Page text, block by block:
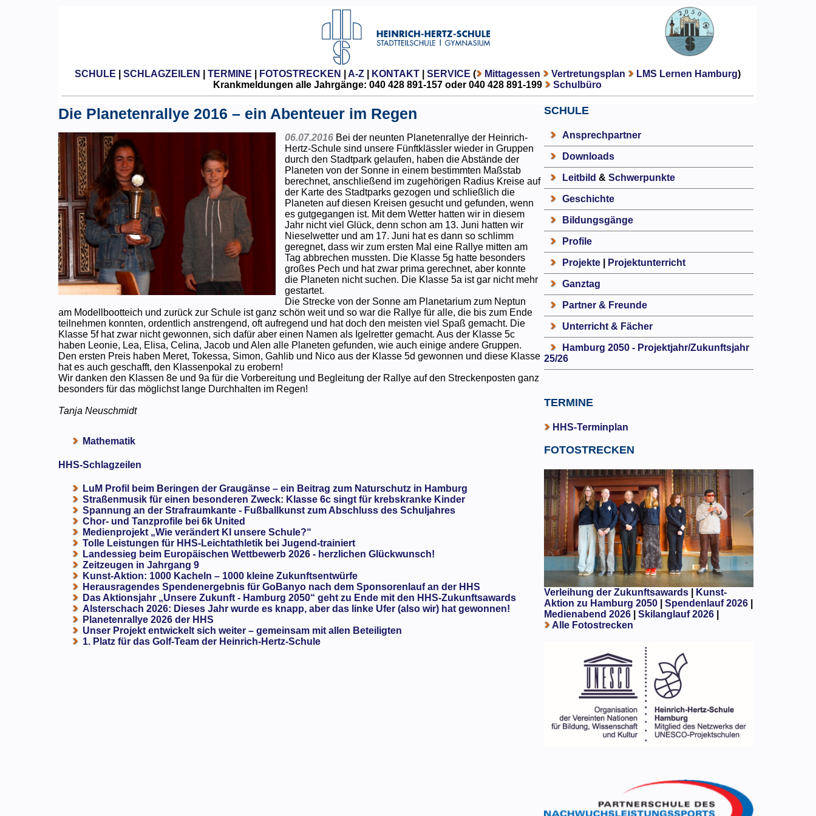
SCHULE SCHLAGZEILEN TERMINE FOTOSTRECKEN A-Z| KONTAKT| SERVICE ( Mittagessen Vertretungsplan LMS Lernen Hamburg)
Krankmeldungen alle Jahrgänge: 040 428 891-157 oder 040 428 891-199
Schulbüro
Die Planetenrallye 2016 – ein Abenteuer im Regen
06.07.2016 Bei der neunten Planetenrallye der Heinrich-
Hertz-Schule sind unsere Fünftklässler wieder in Gruppen
durch den Stadtpark gelaufen, haben die Abstände der
Planeten von der Sonne in einem bestimmten Maßstab
berechnet, anschließend im zugehörigen Radius Kreise auf
der Karte des Stadtparks gezogen und schließlich die
Planeten auf diesen Kreisen gesucht und gefunden, wenn
es gutgegangen ist. Mit dem Wetter hatten wir in diesem
Jahr nicht viel Glück, denn schon am 13. Juni hatten wir
Nieselwetter und am 17. Juni hat es dann so schlimm
geregnet, dass wir zum ersten Mal eine Rallye mitten am
Tag abbrechen mussten. Die Klasse 5g hatte besonders
großes Pech und hat zwar prima gerechnet, aber konnte
die Planeten nicht suchen. Die Klasse 5a ist gar nicht mehr
gestartet.
Die Strecke von der Sonne am Planetarium zum Neptun
am Modellbootteich und zurück zur Schule ist ganz schön weit und so war die Rallye für alle, die bis zum Ende
teilnehmen konnten, ordentlich anstrengend, oft aufregend und hat doch den meisten viel Spaß gemacht. Die
Klasse 5f hat zwar nicht gewonnen, sich dafür aber einen Namen als Igelretter gemacht. Aus der Klasse 5c
haben Leonie, Lea, Elisa, Celina, Jacob und Alen alle Planeten gefunden, wie auch einige andere Gruppen.
Den ersten Preis haben Meret, Tokessa, Simon, Gahlib und Nico aus der Klasse 5d gewonnen und diese Klasse
hat es auch geschafft, den Klassenpokal zu erobern!
Wir danken den Klassen 8e und 9a für die Vorbereitung und Begleitung der Rallye auf den Streckenposten ganz
besonders für das möglichst lange Durchhalten im Regen!
Tanja Neuschmidt
Mathematik
HHS-Schlagzeilen
LuM Profil beim Beringen der Graugänse – ein Beitrag zum Naturschutz in Hamburg
Straßenmusik für einen besonderen Zweck: Klasse 6c singt für krebskranke Kinder
Spannung an der Strafraumkante - Fußballkunst zum Abschluss des Schuljahres
Chor- und Tanzprofile bei 6k United
Medienprojekt „Wie verändert KI unsere Schule?“
Tolle Leistungen für HHS-Leichtathletik bei Jugend-trainiert
Landessieg beim Europäischen Wettbewerb 2026 - herzlichen Glückwunsch!
Zeitzeugen in Jahrgang 9
Kunst-Aktion: 1000 Kacheln – 1000 kleine Zukunftsentwürfe
Herausragendes Spendenergebnis für GoBanyo nach dem Sponsorenlauf an der HHS
Das Aktionsjahr „Unsere Zukunft - Hamburg 2050“ geht zu Ende mit den HHS-Zukunftsawards
Alsterschach 2026: Dieses Jahr wurde es knapp, aber das linke Ufer (also wir) hat gewonnen!
Planetenrallye 2026 der HHS
Unser Projekt entwickelt sich weiter – gemeinsam mit allen Beteiligten
1. Platz für das Golf-Team der Heinrich-Hertz-Schule
SCHULE
Ansprechpartner
Downloads
Leitbild & Schwerpunkte
Geschichte
Bildungsgänge
Profile
Projekte| Projektunterricht
Ganztag
Partner & Freunde
Unterricht & Fächer
Hamburg 2050 - Projektjahr/Zukunftsjahr
25/26
TERMINE
HHS-Terminplan
FOTOSTRECKEN
Verleihung der Zukunftsawards|
Kunst-
Aktion zu Hamburg 2050
Spendenlauf 2026|
Medienabend 2026| Skilanglauf 2026|
Alle Fotostrecken